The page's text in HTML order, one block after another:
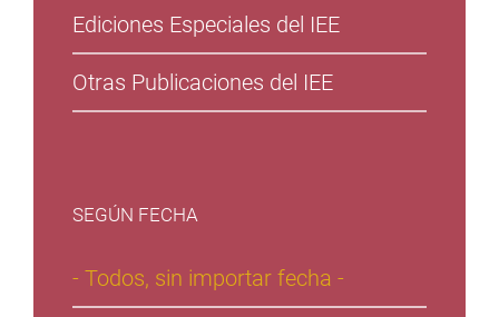
Ediciones Especiales del IEE
Otras Publicaciones del IEE
SEGÚN FECHA
- Todos, sin importar fecha -